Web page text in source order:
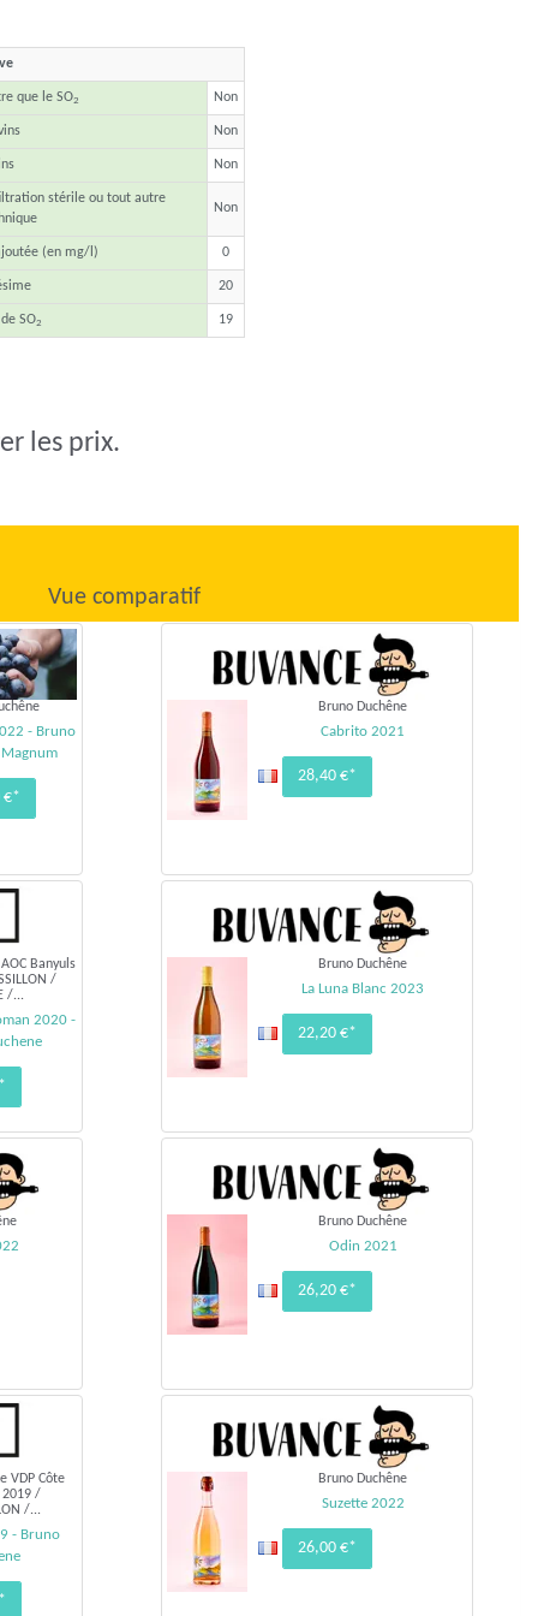
que le SO2 Non
Non
Non
stérile ou tout autre
Non
(en mg/l) 0
20
SO2 19
les prix.
Vue comparatif
- Bruno
€*
Bruno Duchêne
Cabrito 2021
28,40 €*
Banyuls
/
/...
2020 -
Bruno Duchêne
La Luna Blanc 2023
22,20 €*
Bruno Duchêne
Odin 2021
26,20 €*
VDP Côte
/
/...
- Bruno
Bruno Duchêne
Suzette 2022
26,00 €*